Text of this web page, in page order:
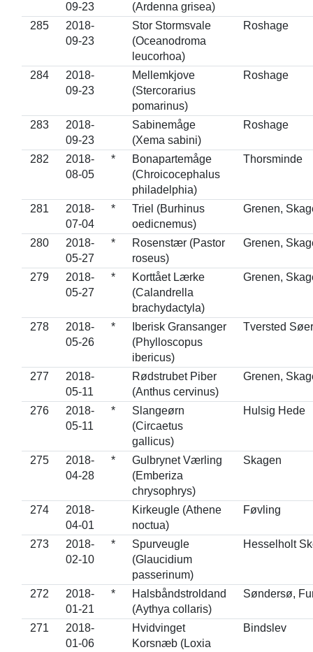
09-23
(Ardenna grisea)
285
2018-
09-23
Stor Stormsvale
(Oceanodroma
leucorhoa)
Roshage
284
2018-
09-23
Mellemkjove
(Stercorarius
pomarinus)
Roshage
283
2018-
09-23
Sabinemåge
(Xema sabini)
Roshage
282
2018-
08-05
*
Bonapartemåge
(Chroicocephalus
philadelphia)
Thorsminde
281
2018-
07-04
*
Triel (Burhinus
oedicnemus)
Grenen,
280
2018-
05-27
*
Rosenstær (Pastor
roseus)
Grenen,
279
2018-
05-27
*
Korttået Lærke
(Calandrella
brachydactyla)
Grenen,
278
2018-
05-26
*
Iberisk Gransanger
(Phylloscopus
ibericus)
Tversted
277
2018-
05-11
Rødstrubet Piber
(Anthus cervinus)
Grenen,
276
2018-
05-11
*
Slangeørn
(Circaetus
gallicus)
Hulsig Hede
275
2018-
04-28
*
Gulbrynet Værling
(Emberiza
chrysophrys)
Skagen
274
2018-
04-01
Kirkeugle (Athene
noctua)
Føvling
273
2018-
02-10
*
Spurveugle
(Glaucidium
passerinum)
Hesselholt
272
2018-
01-21
*
Halsbåndstroldand
(Aythya collaris)
Søndersø,
271
2018-
01-06
Hvidvinget
Korsnæb (Loxia
Bindslev